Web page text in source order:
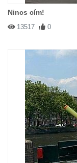
Nincs cím!
13517 0